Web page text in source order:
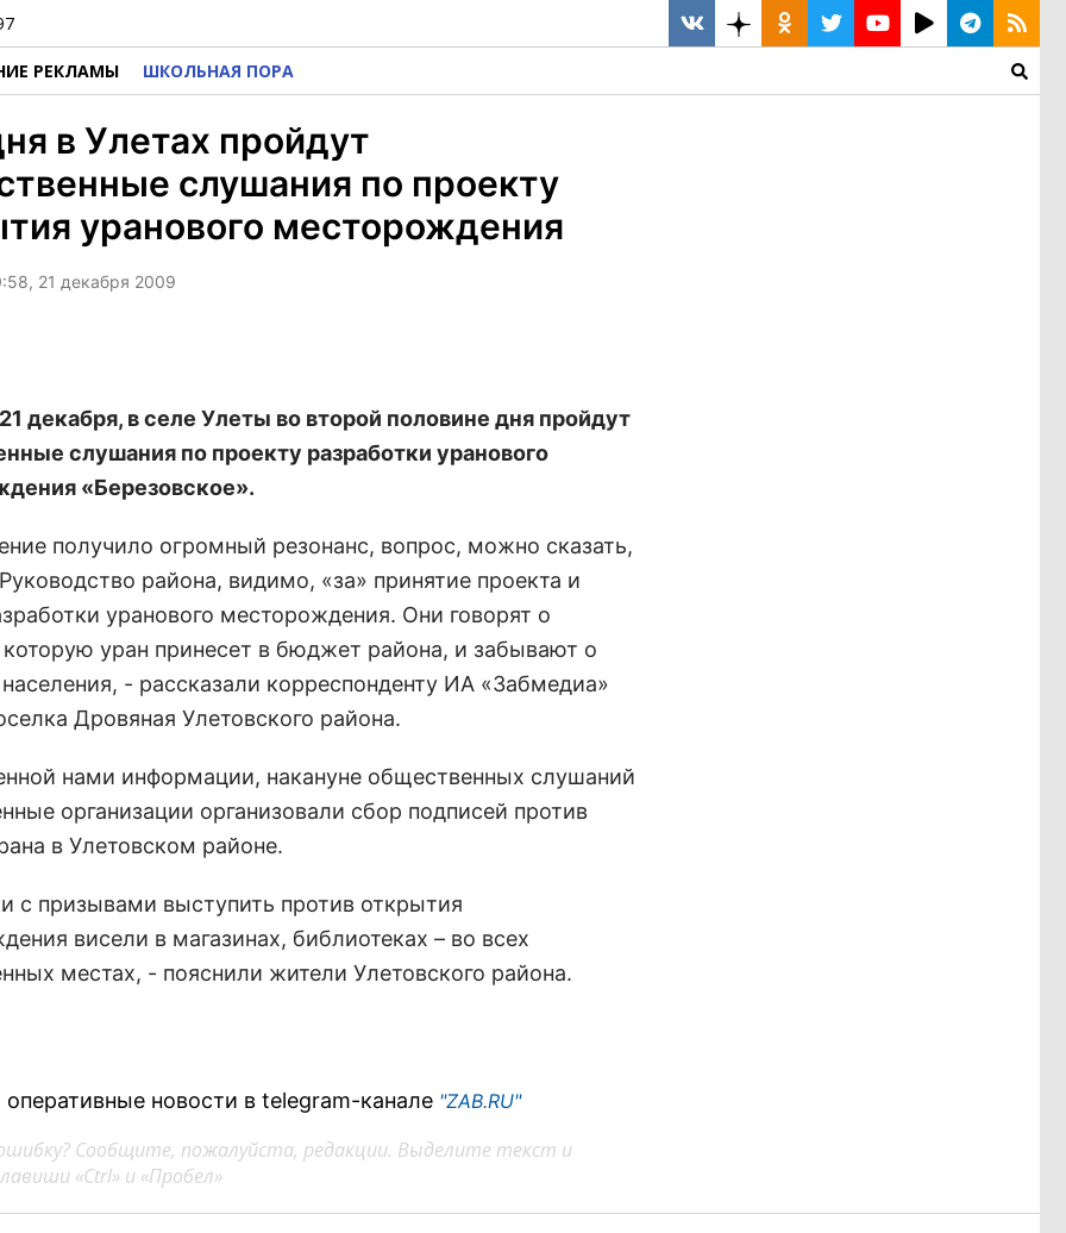
РЕКЛАМЫ ШКОЛЬНАЯ ПОРА
в Улетах пройдут
слушания по проекту
уранового месторождения
21 декабря 2009
декабря, в селе Улеты во второй половине дня пройдут
слушания по проекту разработки уранового
«Березовское».
получило огромный резонанс, вопрос, можно сказать,
района, видимо, «за» принятие проекта и
уранового месторождения. Они говорят о
уран принесет в бюджет района, и забывают о
- рассказали корреспонденту ИА «Забмедиа»
Дровяная Улетовского района.
нами информации, накануне общественных слушаний
организации организовали сбор подписей против
в Улетовском районе.
с призывами выступить против открытия
висели в магазинах, библиотеках – во всех
местах, - пояснили жители Улетовского района.
новости в telegram-канале "ZAB.RU"
Сообщите, пожалуйста, редакции. Выделите текст и
«Ctrl» и «Пробел»